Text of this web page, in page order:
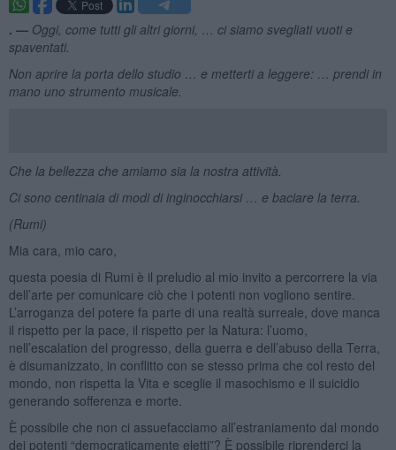
. — Oggi, come tutti gli altri giorni, … ci siamo svegliati vuoti e
spaventati.
Non aprire la porta dello studio … e metterti a leggere: … prendi in
mano uno strumento musicale.
Che la bellezza che amiamo sia la nostra attività.
Ci sono centinaia di modi di inginocchiarsi … e baciare la terra.
(Rumi)
Mia cara, mio caro,
questa poesia di Rumi è il preludio al mio invito a percorrere la via
dell’arte per comunicare ciò che i potenti non vogliono sentire.
L’arroganza del potere fa parte di una realtà surreale, dove manca
il rispetto per la pace, il rispetto per la Natura: l’uomo,
nell’escalation del progresso, della guerra e dell’abuso della Terra,
è disumanizzato, in conflitto con se stesso prima che col resto del
mondo, non rispetta la Vita e sceglie il masochismo e il suicidio
generando sofferenza e morte.
È possibile che non ci assuefacciamo all’estraniamento dal mondo
dei potenti “democraticamente eletti”? È possibile riprenderci la